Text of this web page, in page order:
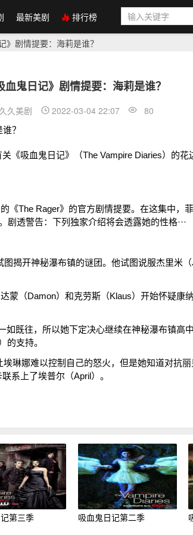
最新美剧 排行榜
》剧情提要：海莉是谁？
血鬼日记》剧情提要：海莉是谁？
久美剧 2022-03-04 22:07 80
《吸血鬼日记》（The Vampire Diaries）的
《The Rager》的官方剧情提要。在这集中，
剧透警告：下列独家介绍将会透露她的性格···
揭开神秘瀑布镇的谜团。他试图说服杰里米
蒙（Damon）和克劳斯（Klaus）开始怀疑康
如既往，所以她下定决心继续在神秘瀑布镇高
的支持。
埃琳娜难以控制自己的怒火，但是她知道对抗
系上了埃普尔（April）。
第三季 吸血鬼日记第二季